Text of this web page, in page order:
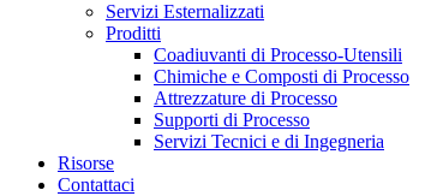
Servizi Esternalizzati
Proditti
Coadiuvanti di Processo-Utensili
Chimiche e Composti di Processo
Attrezzature di Processo
Supporti di Processo
Servizi Tecnici e di Ingegneria
Risorse
Contattaci